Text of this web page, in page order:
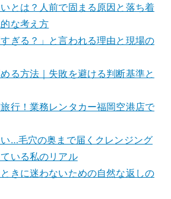
とは？人前で固まる原因と落ち着
な考え方
すぎる？」と言われる理由と現場の
る方法｜失敗を避ける判断基準と
行！業務レンタカー福岡空港店で
…毛穴の奥まで届くクレンジング
いる私のリアル
きに迷わないための自然な返しの